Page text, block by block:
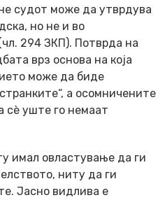
судот може да утврдува
но не и во
294 ЗКП). Потврда на
врз основа на која
може да биде
а осомничените
сè уште го немаат
имал овластување да ги
ниту да ги
Јасно видлива е